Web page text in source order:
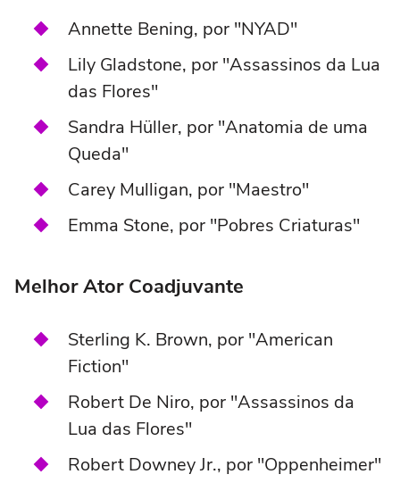
Annette Bening, por "NYAD"
Lily Gladstone, por "Assassinos da Lua
das Flores"
Sandra Hüller, por "Anatomia de uma
Queda"
Carey Mulligan, por "Maestro"
Emma Stone, por "Pobres Criaturas"
Melhor Ator Coadjuvante
Sterling K. Brown, por "American
Fiction"
Robert De Niro, por "Assassinos da
Lua das Flores"
Robert Downey Jr., por "Oppenheimer"